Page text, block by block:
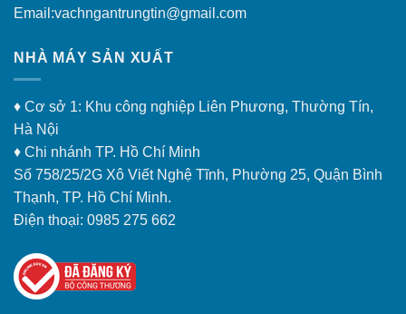
Email:vachngantrungtin@gmail.com
NHÀ MÁY SẢN XUẤT
♦ Cơ sở 1: Khu công nghiệp Liên Phương, Thường Tín,
Hà Nội
♦ Chi nhánh TP. Hồ Chí Minh
Số 758/25/2G Xô Viết Nghệ Tĩnh, Phường 25, Quận Bình
Thạnh, TP. Hồ Chí Minh.
Điện thoại: 0985 275 662